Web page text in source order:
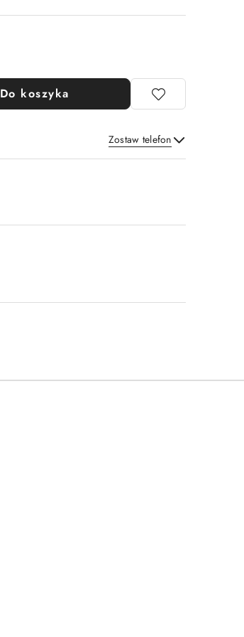
Do koszyka
Zostaw telefon
Wyślij